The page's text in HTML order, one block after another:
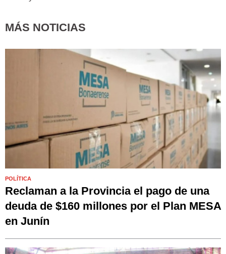
MÁS NOTICIAS
POLÍTICA
Reclaman a la Provincia el pago de una
deuda de $160 millones por el Plan MESA
en Junín